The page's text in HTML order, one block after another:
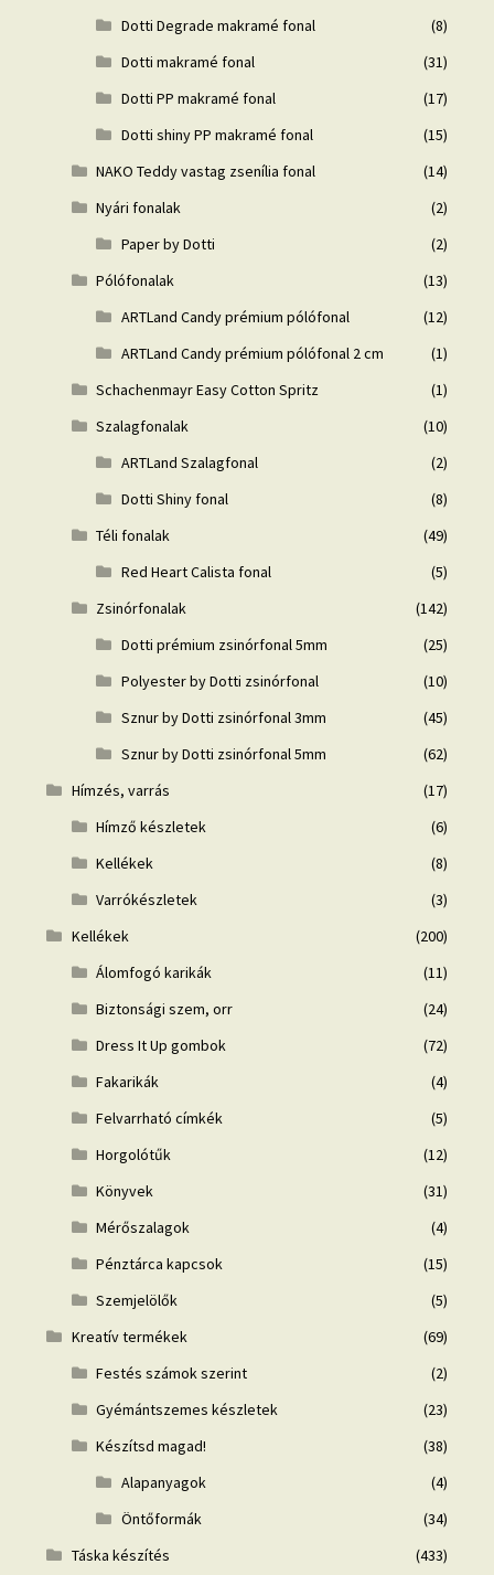
Dotti Degrade makramé fonal
(8)
Dotti makramé fonal
(31)
Dotti PP makramé fonal
(17)
Dotti shiny PP makramé fonal
(15)
NAKO Teddy vastag zsenília fonal
(14)
Nyári fonalak
(2)
Paper by Dotti
(2)
Pólófonalak
(13)
ARTLand Candy prémium pólófonal
(12)
ARTLand Candy prémium pólófonal 2 cm
(1)
Schachenmayr Easy Cotton Spritz
(1)
Szalagfonalak
(10)
ARTLand Szalagfonal
(2)
Dotti Shiny fonal
(8)
Téli fonalak
(49)
Red Heart Calista fonal
(5)
Zsinórfonalak
(142)
Dotti prémium zsinórfonal 5mm
(25)
Polyester by Dotti zsinórfonal
(10)
Sznur by Dotti zsinórfonal 3mm
(45)
Sznur by Dotti zsinórfonal 5mm
(62)
Hímzés, varrás
(17)
Hímző készletek
(6)
Kellékek
(8)
Varrókészletek
(3)
Kellékek
(200)
Álomfogó karikák
(11)
Biztonsági szem, orr
(24)
Dress It Up gombok
(72)
Fakarikák
(4)
Felvarrható címkék
(5)
Horgolótűk
(12)
Könyvek
(31)
Mérőszalagok
(4)
Pénztárca kapcsok
(15)
Szemjelölők
(5)
Kreatív termékek
(69)
Festés számok szerint
(2)
Gyémántszemes készletek
(23)
Készítsd magad!
(38)
Alapanyagok
(4)
Öntőformák
(34)
Táska készítés
(433)